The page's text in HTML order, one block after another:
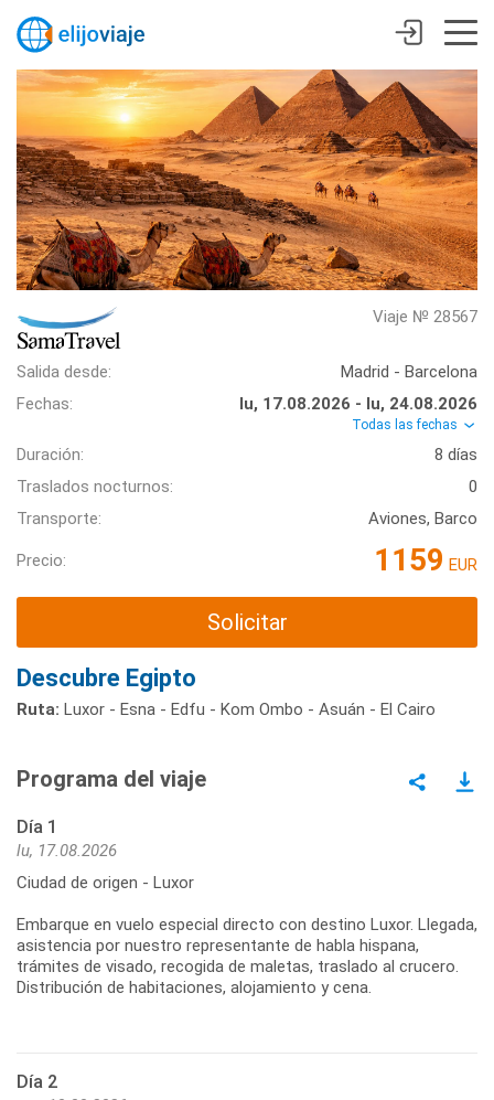
Viaje № 28567
Salida desde:
Madrid - Barcelona
Fechas:
lu, 17.08.2026 - lu, 24.08.2026
Todas las fechas
Duración:
8 días
Traslados nocturnos:
0
Transporte:
Aviones, Barco
Precio: 1159 EUR
Solicitar
Descubre Egipto
Ruta: Luxor - Esna - Edfu - Kom Ombo - Asuán - El Cairo
Programa del viaje
Día 1
lu, 17.08.2026
Ciudad de origen - Luxor
Embarque en vuelo especial directo con destino Luxor. Llegada,
asistencia por nuestro representante de habla hispana,
trámites de visado, recogida de maletas, traslado al crucero.
Distribución de habitaciones, alojamiento y cena.
Día 2